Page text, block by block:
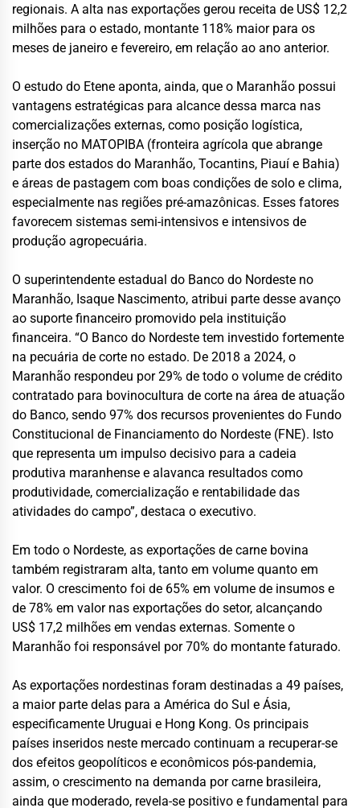
regionais. A alta nas exportações gerou receita de US$ 12,2
milhões para o estado, montante 118% maior para os
meses de janeiro e fevereiro, em relação ao ano anterior.
O estudo do Etene aponta, ainda, que o Maranhão possui
vantagens estratégicas para alcance dessa marca nas
comercializações externas, como posição logística,
inserção no MATOPIBA (fronteira agrícola que abrange
parte dos estados do Maranhão, Tocantins, Piauí e Bahia)
e áreas de pastagem com boas condições de solo e clima,
especialmente nas regiões pré-amazônicas. Esses fatores
favorecem sistemas semi-intensivos e intensivos de
produção agropecuária.
O superintendente estadual do Banco do Nordeste no
Maranhão, Isaque Nascimento, atribui parte desse avanço
ao suporte financeiro promovido pela instituição
financeira. “O Banco do Nordeste tem investido fortemente
na pecuária de corte no estado. De 2018 a 2024, o
Maranhão respondeu por 29% de todo o volume de crédito
contratado para bovinocultura de corte na área de atuação
do Banco, sendo 97% dos recursos provenientes do Fundo
Constitucional de Financiamento do Nordeste (FNE). Isto
que representa um impulso decisivo para a cadeia
produtiva maranhense e alavanca resultados como
produtividade, comercialização e rentabilidade das
atividades do campo”, destaca o executivo.
Em todo o Nordeste, as exportações de carne bovina
também registraram alta, tanto em volume quanto em
valor. O crescimento foi de 65% em volume de insumos e
de 78% em valor nas exportações do setor, alcançando
US$ 17,2 milhões em vendas externas. Somente o
Maranhão foi responsável por 70% do montante faturado.
As exportações nordestinas foram destinadas a 49 países,
a maior parte delas para a América do Sul e Ásia,
especificamente Uruguai e Hong Kong. Os principais
países inseridos neste mercado continuam a recuperar-se
dos efeitos geopolíticos e econômicos pós-pandemia,
assim, o crescimento na demanda por carne brasileira,
ainda que moderado, revela-se positivo e fundamental para